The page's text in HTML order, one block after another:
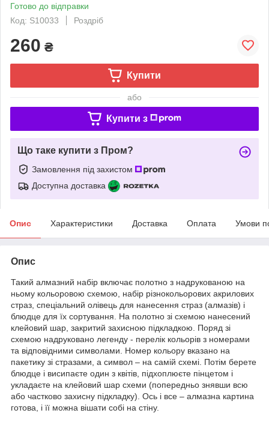
Готово до відправки
Код: S10033
Роздріб
260 ₴
Купити
або
Купити з
Що таке купити з Пром?
Замовлення під захистом
Доступна доставка
Опис Характеристики Доставка Оплата Умови
Опис
Такий алмазний набір включає полотно з надрукованою на
ньому кольоровою схемою, набір різнокольорових акрилових
страз, спеціальний олівець для нанесення страз (алмазів) і
блюдце для їх сортування. На полотно зі схемою нанесений
клейовий шар, закритий захисною підкладкою. Поряд зі
схемою надруковано легенду - перелік кольорів з номерами
та відповідними символами. Номер кольору вказано на
пакетику зі стразами, а символ – на самій схемі. Потім берете
блюдце і висипаєте один з квітів, підхоплюєте пінцетом і
укладаєте на клейовий шар схеми (попередньо знявши всю
або частково захисну підкладку). Ось і все – алмазна картина
готова, і її можна вішати собі на стіну.